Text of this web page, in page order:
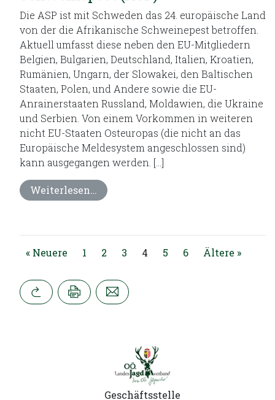
Die ASP ist mit Schweden das 24. europäische Land
von der die Afrikanische Schweinepest betroffen.
Aktuell umfasst diese neben den EU-Mitgliedern
Belgien, Bulgarien, Deutschland, Italien, Kroatien,
Rumänien, Ungarn, der Slowakei, den Baltischen
Staaten, Polen, und Andere sowie die EU-
Anrainerstaaten Russland, Moldawien, die Ukraine
und Serbien. Von einem Vorkommen in weiteren
nicht EU-Staaten Osteuropas (die nicht an das
Europäische Meldesystem angeschlossen sind)
kann ausgegangen werden. […]
Weiterlesen…
« Neuere 1 2 3 4 5 6 Ältere »
Geschäftsstelle